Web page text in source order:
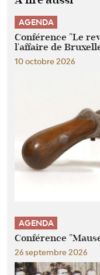
AGENDA
Conférence "Le
l'affaire de
10 octobre 2026
AGENDA
Conférence
26 septembre 2026